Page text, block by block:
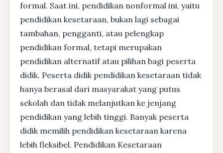
formal. Saat ini, pendidikan nonformal ini, yaitu
pendidikan kesetaraan, bukan lagi sebagai
tambahan, pengganti, atau pelengkap
pendidikan formal, tetapi merupakan
pendidikan alternatif atau pilihan bagi peserta
didik. Peserta didik pendidikan kesetaraan tidak
hanya berasal dari masyarakat yang putus
sekolah dan tidak melanjutkan ke jenjang
pendidikan yang lebih tinggi. Banyak peserta
didik memilih pendidikan kesetaraan karena
lebih fleksibel. Pendidikan Kesetaraan